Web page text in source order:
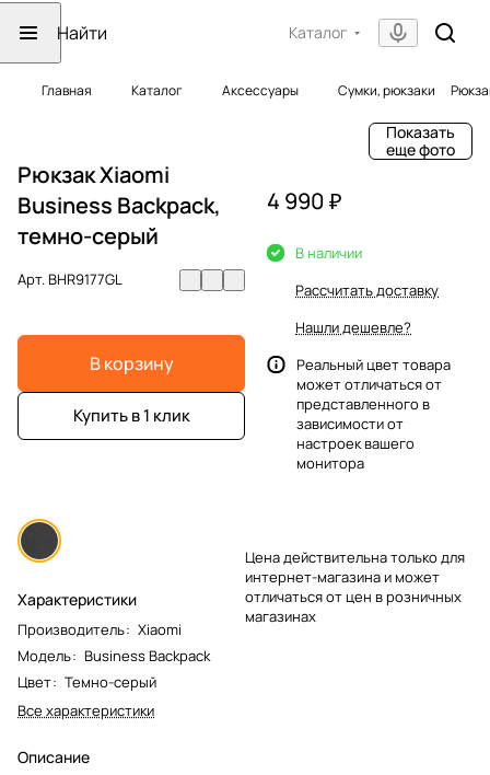
Каталог
Главная Каталог Аксессуары Сумки, рюкзаки
Показать
еще фото
Рюкзак Xiaomi
Business Backpack,
темно-серый
Арт.BHR9177GL
В корзину
Купить в 1 клик
Характеристики
Производитель: Xiaomi
Модель: Business Backpack
Цвет: Темно-серый
Все характеристики
Описание
4 990 ₽
В наличии
Рассчитать доставку
Нашли дешевле?
Реальный цвет товара
может отличаться от
представленного в
зависимости от
настроек вашего
монитора
Цена действительна только для
интернет-магазина и может
отличаться от цен в розничных
магазинах